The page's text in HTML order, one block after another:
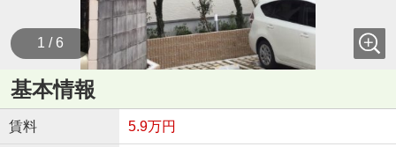
1 / 6
基本情報
賃料 5.9万円